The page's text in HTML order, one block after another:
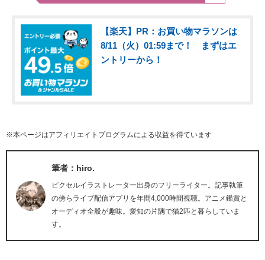
【楽天】PR：お買い物マラソンは
8/11（火）01:59まで！ まずはエ
ントリーから！
※本ページはアフィリエイトプログラムによる収益を得ています
筆者：hiro.
ピクセルイラストレーター出身のフリーライター。記事執筆
の傍らライブ配信アプリを年間4,000時間視聴。アニメ鑑賞と
オーディオ全般が趣味。愛知の片隅で猫2匹と暮らしていま
す。